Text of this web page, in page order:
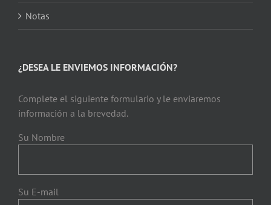
Notas
¿DESEA LE ENVIEMOS INFORMACIÓN?
Complete el siguiente formulario y le enviaremos
información a la brevedad.
Su Nombre
Su E-mail